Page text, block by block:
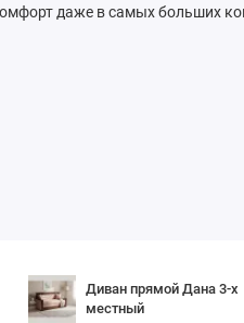
даже в самых больших
Диван прямой Дана 3-х
местный